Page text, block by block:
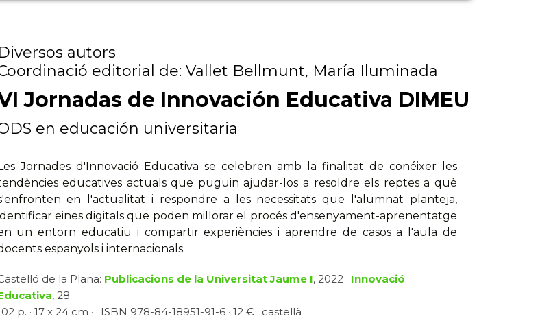
Diversos autors
editorial de: Vallet Bellmunt, María Iluminada
Jornadas de Innovación Educativa DIMEU
en educación universitaria
Jornades d'Innovació Educativa se celebren amb la finalitat de conéixer les
educatives actuals que puguin ajudar-los a resoldre els reptes a què
en l'actualitat i respondre a les necessitats que l'alumnat planteja,
eines digitals que poden millorar el procés d'ensenyament-aprenentatge
un entorn educatiu i compartir experiències i aprendre de casos a l'aula de
espanyols i internacionals.
de la Plana: Publicacions de la Universitat Jaume I, 2022 · Innovació
, 28
p. · 17 x 24 cm · · ISBN 978-84-18951-91-6 · 12 € · castellà